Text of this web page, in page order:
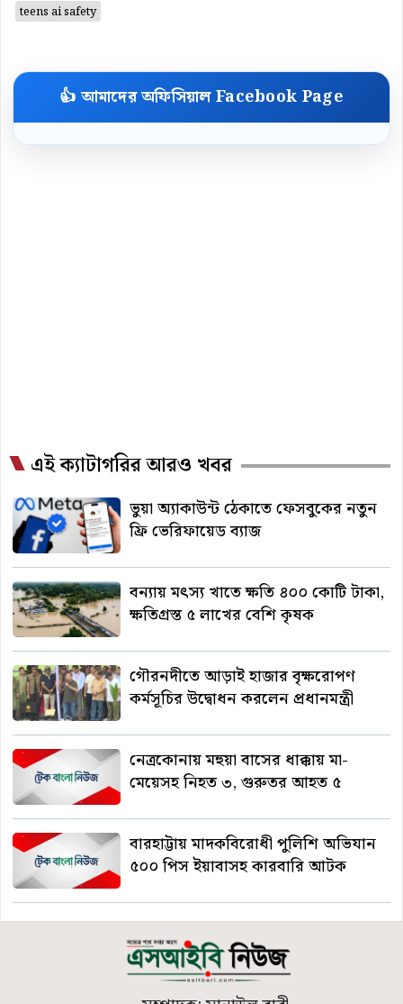
teens ai safety
👍 আমাদের অফিসিয়াল Facebook Page
এই ক্যাটাগরির আরও খবর
ভুয়া অ্যাকাউন্ট ঠেকাতে ফেসবুকের নতুন
ফ্রি ভেরিফায়েড ব্যাজ
বন্যায় মৎস্য খাতে ক্ষতি ৪০০ কোটি টাকা,
ক্ষতিগ্রস্ত ৫ লাখের বেশি কৃষক
গৌরনদীতে আড়াই হাজার বৃক্ষরোপণ
কর্মসূচির উদ্বোধন করলেন প্রধানমন্ত্রী
নেত্রকোনায় মহুয়া বাসের ধাক্কায় মা-
মেয়েসহ নিহত ৩, গুরুতর আহত ৫
বারহাট্টায় মাদকবিরোধী পুলিশি অভিযান
৫০০ পিস ইয়াবাসহ কারবারি আটক